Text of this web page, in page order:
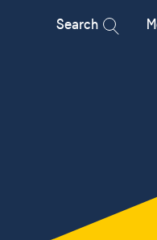
Search